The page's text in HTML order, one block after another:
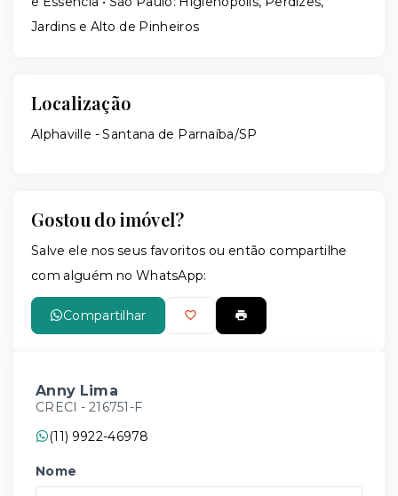
Jardins e Alto de Pinheiros
Localização
Alphaville - Santana de Parnaíba/SP
Gostou do imóvel?
Salve ele nos seus favoritos ou então compartilhe
com alguém no WhatsApp:
Compartilhar
Anny Lima
CRECI - 216751-F
(11) 9922-46978
Nome